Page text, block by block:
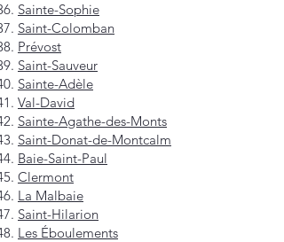
Sainte-Sophie
Saint-Colomban
Prévost
Saint-Sauveur
Sainte-Adèle
Val-David
Sainte-Agathe-des-Monts
Saint-Donat-de-Montcalm
Baie-Saint-Paul
Clermont
La Malbaie
Saint-Hilarion
Les Éboulements